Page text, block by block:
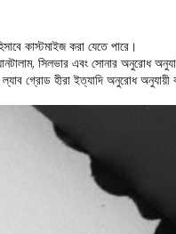
কাস্টমাইজ করা যেতে পারে।
সিলভার এবং সোনার অনুরোধ
গ্রোড হীরা ইত্যাদি অনুরোধ অনুযায়ী